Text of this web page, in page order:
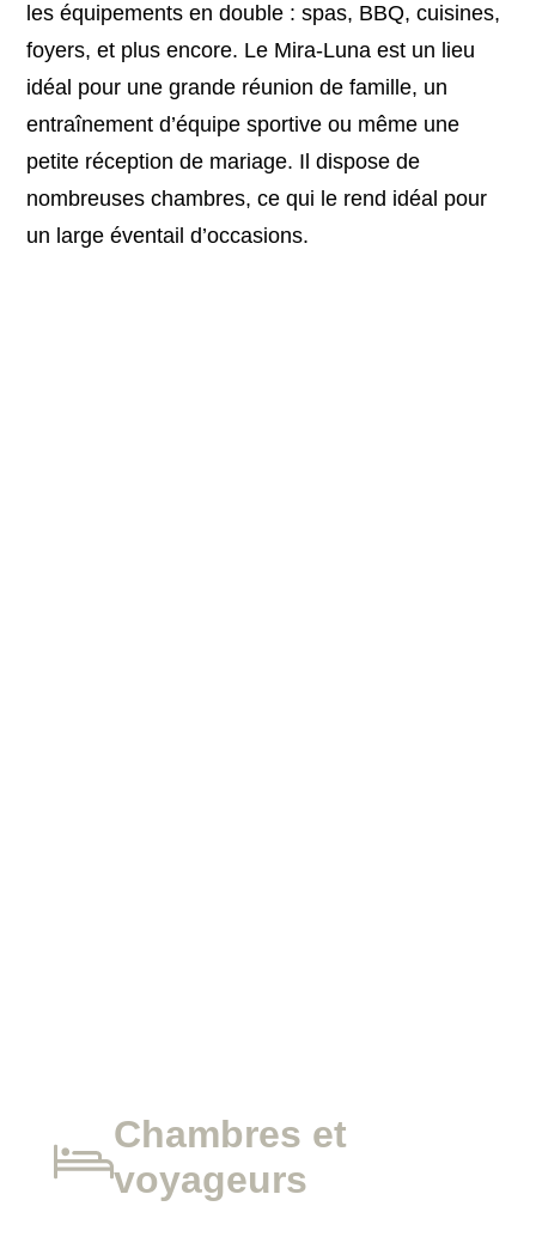
les équipements en double : spas, BBQ, cuisines,
foyers, et plus encore. Le Mira-Luna est un lieu
idéal pour une grande réunion de famille, un
entraînement d’équipe sportive ou même une
petite réception de mariage. Il dispose de
nombreuses chambres, ce qui le rend idéal pour
un large éventail d’occasions.
Chambres et
voyageurs